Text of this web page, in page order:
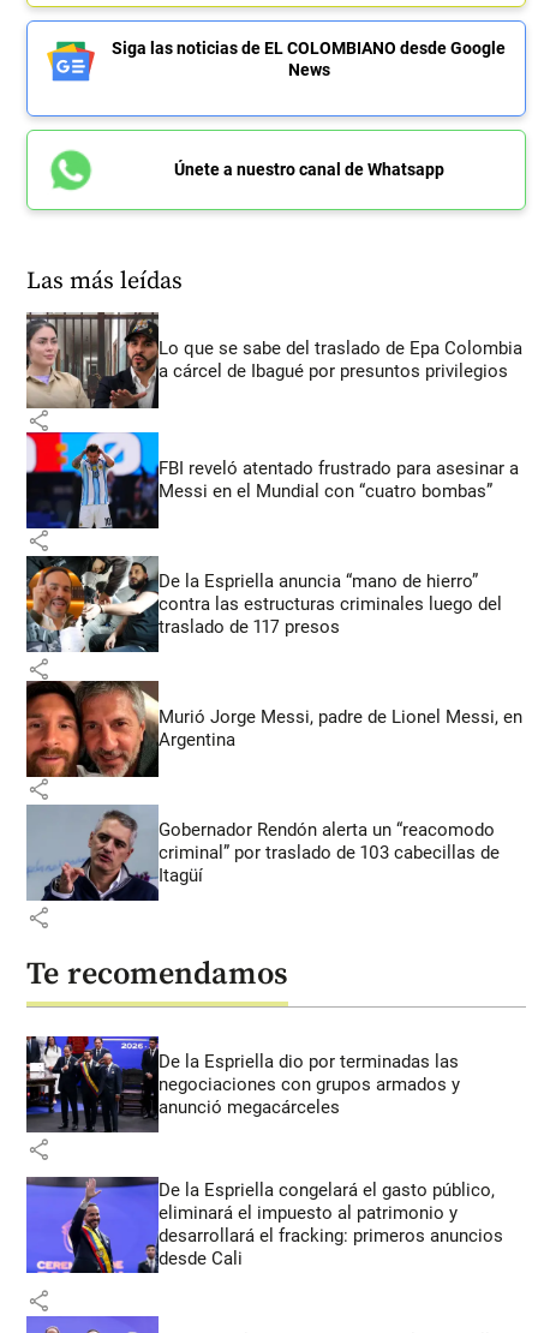
Siga las noticias de EL COLOMBIANO desde Google
News
Únete a nuestro canal de Whatsapp
Las más leídas
Lo que se sabe del traslado de Epa Colombia
a cárcel de Ibagué por presuntos privilegios
share
FBI reveló atentado frustrado para asesinar a
Messi en el Mundial con “cuatro bombas”
share
De la Espriella anuncia “mano de hierro”
contra las estructuras criminales luego del
traslado de 117 presos
share
Murió Jorge Messi, padre de Lionel Messi, en
Argentina
share
Gobernador Rendón alerta un “reacomodo
criminal” por traslado de 103 cabecillas de
Itagüí
share
Te recomendamos
De la Espriella dio por terminadas las
negociaciones con grupos armados y
anunció megacárceles
share
De la Espriella congelará el gasto público,
eliminará el impuesto al patrimonio y
desarrollará el fracking: primeros anuncios
desde Cali
share